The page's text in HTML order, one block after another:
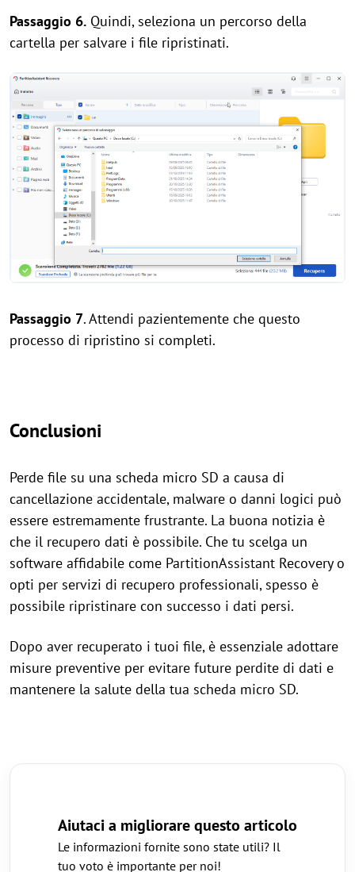
Passaggio 6. Quindi, seleziona un percorso della
cartella per salvare i file ripristinati.
Passaggio 7. Attendi pazientemente che questo
processo di ripristino si completi.
Conclusioni
Perde file su una scheda micro SD a causa di
cancellazione accidentale, malware o danni logici può
essere estremamente frustrante. La buona notizia è
che il recupero dati è possibile. Che tu scelga un
software affidabile come PartitionAssistant Recovery o
opti per servizi di recupero professionali, spesso è
possibile ripristinare con successo i dati persi.
Dopo aver recuperato i tuoi file, è essenziale adottare
misure preventive per evitare future perdite di dati e
mantenere la salute della tua scheda micro SD.
Aiutaci a migliorare questo articolo
Le informazioni fornite sono state utili? Il
tuo voto è importante per noi!